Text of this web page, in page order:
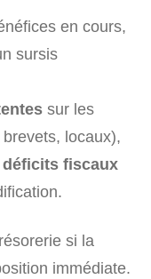
en cours,
sursis
sur les
locaux),
fiscaux
si la
immédiate.